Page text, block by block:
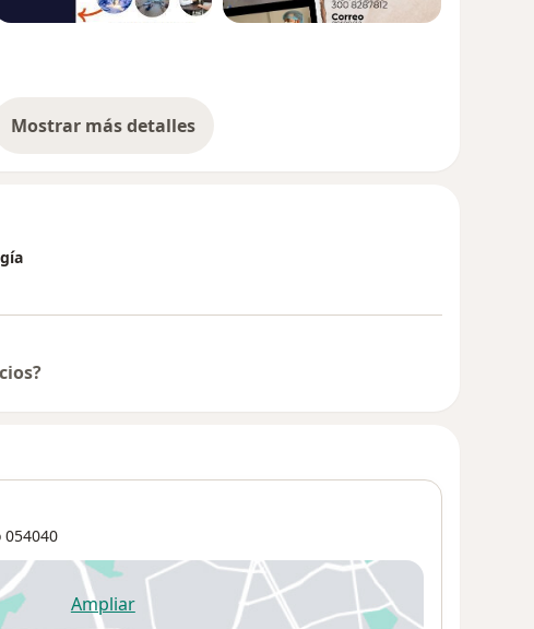
Mostrar más detalles
sobre la experiencia
054040
Ampliarse abre en una nueva pestaña